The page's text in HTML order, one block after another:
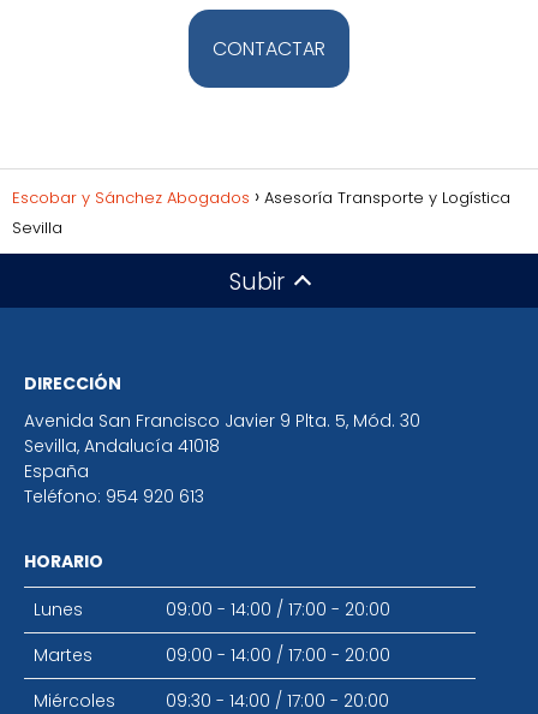
CONTACTAR
Escobar y Sánchez Abogados
Asesoría Transporte y Logística
Sevilla
Subir
DIRECCIÓN
Avenida San Francisco Javier 9 Plta. 5, Mód. 30
Sevilla, Andalucía 41018
España
Teléfono: 954 920 613
HORARIO
Lunes
09:00 - 14:00 / 17:00 - 20:00
Martes
09:00 - 14:00 / 17:00 - 20:00
Miércoles
09:30 - 14:00 / 17:00 - 20:00